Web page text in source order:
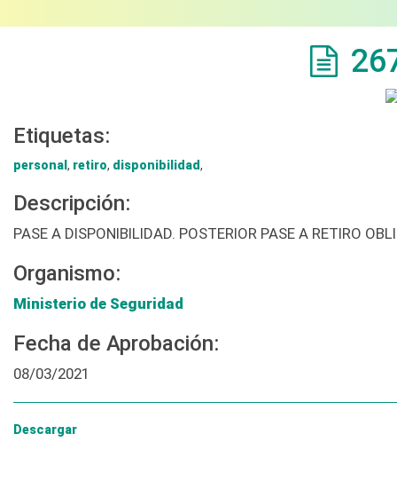
Etiquetas:
personal , retiro, disponibilidad,
Descripción:
PASE A DISPONIBILIDAD. POSTERIOR PASE A RETIRO
Organismo:
Ministerio de Seguridad
Fecha de Aprobación:
08/03/2021
Descargar